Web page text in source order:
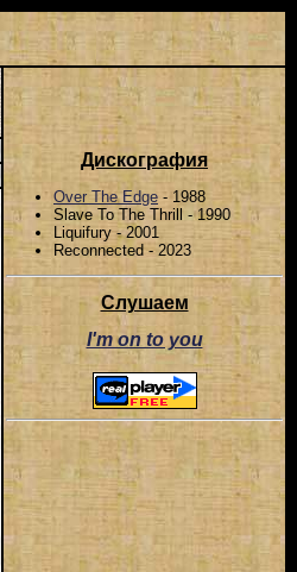
Дискография
Over The Edge - 1988
Slave To The Thrill - 1990
Liquifury - 2001
Reconnected - 2023
Слушаем
I'm on to you